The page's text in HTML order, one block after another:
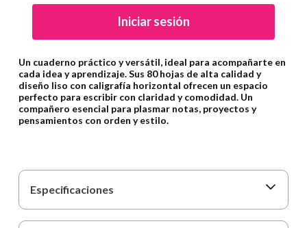
Iniciar sesión
Un cuaderno práctico y versátil, ideal para acompañarte en
cada idea y aprendizaje. Sus 80 hojas de alta calidad y
diseño liso con caligrafía horizontal ofrecen un espacio
perfecto para escribir con claridad y comodidad. Un
compañero esencial para plasmar notas, proyectos y
pensamientos con orden y estilo.
Especificaciones
10. lapiz